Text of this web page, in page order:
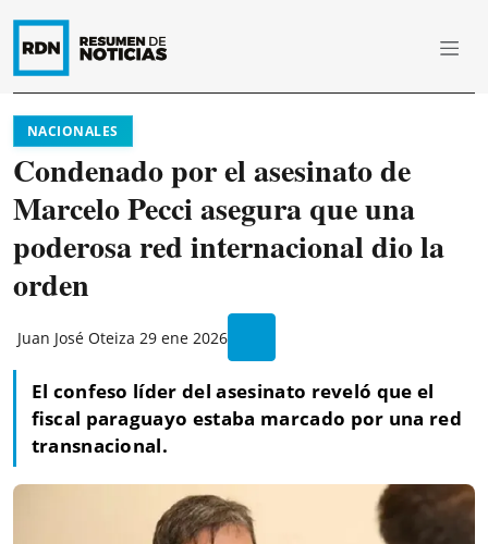
NACIONALES
Condenado por el asesinato de
Marcelo Pecci asegura que una
poderosa red internacional dio la
orden
Juan José Oteiza 29 ene 2026
El confeso líder del asesinato reveló que el
fiscal paraguayo estaba marcado por una red
transnacional.